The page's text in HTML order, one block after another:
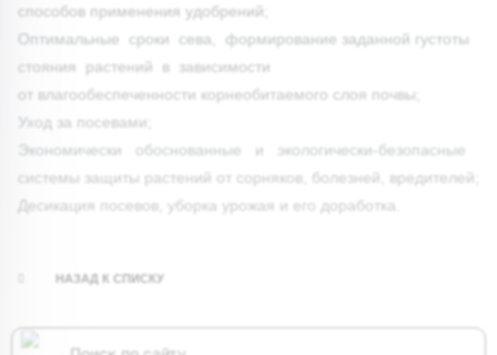
способов применения удобрений;
Оптимальные сроки сева, формирование заданной густоты
стояния растений в зависимости
от влагообеспеченности корнеобитаемого слоя почвы;
Уход за посевами;
Экономически обоснованные и экологически-безопасные
системы защиты растений от сорняков, болезней, вредителей;
Десикация посевов, уборка урожая и его доработка.
НАЗАД К СПИСКУ